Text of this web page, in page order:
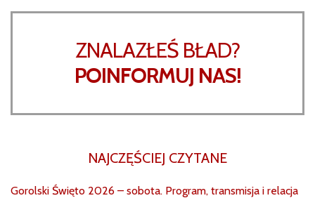
ZNALAZŁEŚ BŁAD?
POINFORMUJ NAS!
NAJCZĘŚCIEJ CZYTANE
Gorolski Święto 2026 – sobota. Program, transmisja i relacja